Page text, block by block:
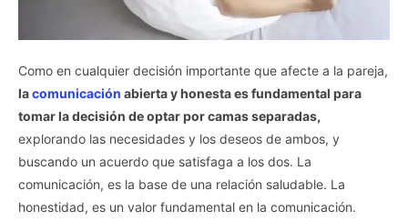
If you wish to opt-out of the sale, sharing to third parties, or
processing of your personal or sensitive information for
section to confirm your selection. Please note that after your
opt-out request is processed you may continue seeing
interest-based ads based on personal information utilized by
us or personal information disclosed to third parties prior to
your opt-out. You may separately opt-out of the further
disclosure of your personal information by third parties on the
IAB’s list of downstream participants. This information may
also be disclosed by us to third parties on theIAB’s List of
Como en cualquier decisión importante que afecte a la pareja,
lacomunicación abierta y honesta es fundamental para
tomar la decisión de optar por camas separadas,
explorando las necesidades y los deseos de ambos, y
buscando un acuerdo que satisfaga a los dos. La
comunicación, es la base de una relación saludable. La
honestidad, es un valor fundamental en la comunicación.